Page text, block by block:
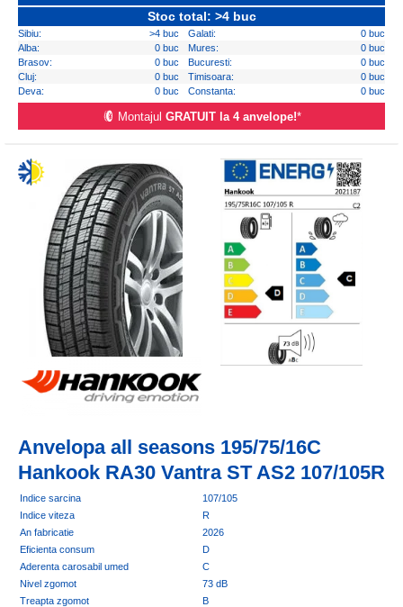
Stoc total: >4 buc
Sibiu: >4 buc Galati:
0 buc
Alba:
0 buc Mures:
0 buc
Brasov:
0 buc Bucuresti:
0 buc
Cluj:
0 buc Timisoara:
0 buc
Deva:
0 buc Constanta: 0 buc
Montajul GRATUIT la 4 anvelope!*
Anvelopa all seasons 195/75/16C
Hankook RA30 Vantra ST AS2 107/105R
Indice sarcina
107/105
Indice viteza
R
An fabricatie
2026
Eficienta consum
D
Aderenta carosabil umed
C
Nivel zgomot
73 dB
Treapta zgomot
B